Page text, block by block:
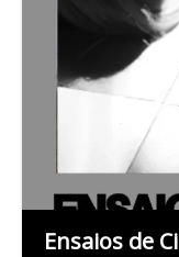
Ensaios de